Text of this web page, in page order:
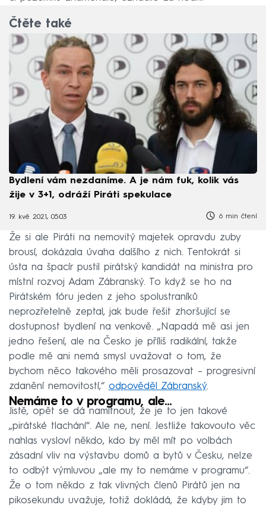
Čtěte také
Bydlení vám nezdaníme. A je nám fuk, kolik vás
žije v 3+1, odráží Piráti spekulace
19. kvě 2021, 05:03 6 min čtení
Že si ale Piráti na nemovitý majetek opravdu zuby
brousí, dokázala úvaha dalšího z nich. Tentokrát si
ústa na špacír pustil pirátský kandidát na ministra pro
místní rozvoj Adam Zábranský. To když se ho na
Pirátském fóru jeden z jeho spolustraníků
neprozřetelně zeptal, jak bude řešit zhoršující se
dostupnost bydlení na venkově. „Napadá mě asi jen
jedno řešení, ale na Česko je příliš radikální, takže
podle mě ani nemá smysl uvažovat o tom, že
bychom něco takového měli prosazovat – progresivní
zdanění nemovitostí,“ odpověděl Zábranský.
Nemáme to v programu, ale…
Jistě, opět se dá namítnout, že je to jen takové
„pirátské tlachání“. Ale ne, není. Jestliže takovouto věc
nahlas vysloví někdo, kdo by měl mít po volbách
zásadní vliv na výstavbu domů a bytů v Česku, nelze
to odbýt výmluvou „ale my to nemáme v programu“.
Že o tom někdo z tak vlivných členů Pirátů jen na
pikosekundu uvažuje, totiž dokládá, že kdyby jim to